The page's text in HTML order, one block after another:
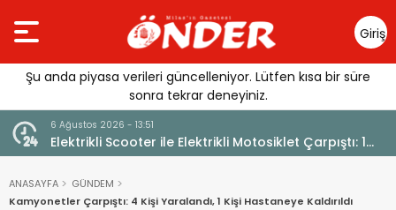
Giriş
Yap
Şu anda piyasa verileri güncelleniyor. Lütfen kısa bir süre
sonra tekrar deneyiniz.
6 Ağustos 2026 - 13:51
Elektrikli Scooter ile Elektrikli Motosiklet Çarpıştı: 1
Yaralı
ANASAYFA
GÜNDEM
Kamyonetler Çarpıştı: 4 Kişi Yaralandı, 1 Kişi Hastaneye Kaldırıldı